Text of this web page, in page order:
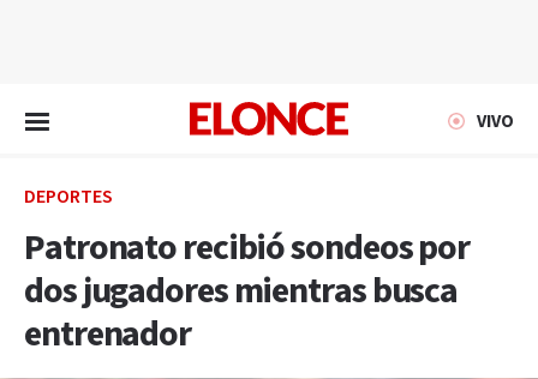
VIVO
DEPORTES
Patronato recibió sondeos por
dos jugadores mientras busca
entrenador